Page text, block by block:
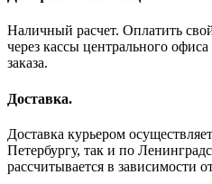
Наличный расчет. Оплатить
через кассы центрального
заказа.
Доставка.
Доставка курьером
Петербургу, так и по
рассчитывается в зависимости